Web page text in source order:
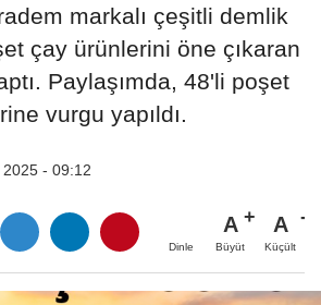
markalı çeşitli demlik
çay ürünlerini öne çıkaran
Paylaşımda, 48'li poşet
vurgu yapıldı.
2025 - 09:12
Dinle
A
Büyüt
A
Küçült